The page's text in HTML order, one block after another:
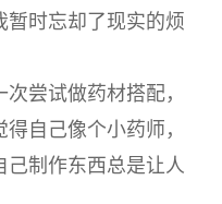
暂时忘却了现实的烦
尝试做药材搭配，
自己像个小药师，
己制作东西总是让人